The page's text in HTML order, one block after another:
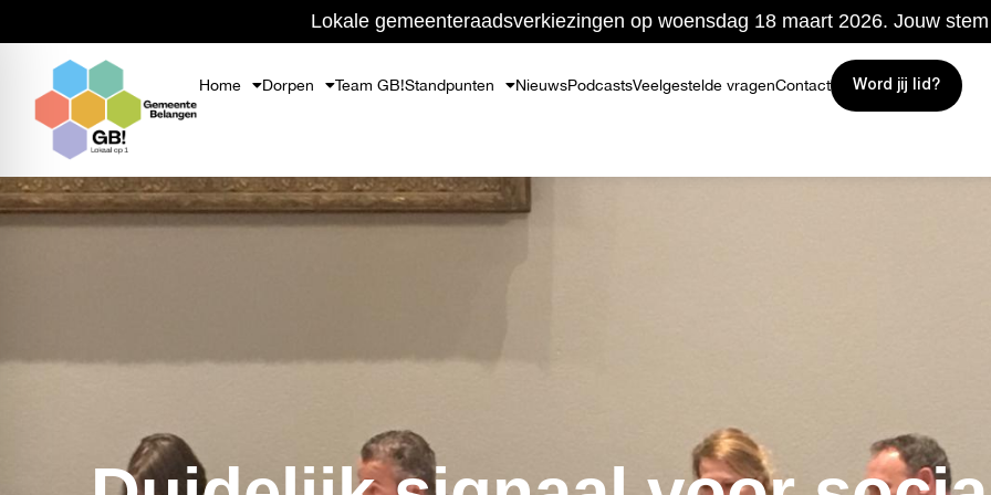
naar
inhoud
Lokale gemeenteraadsverkiezingen op woensdag 18 maart 2026. Jouw
Home Dorpen Team GB!Standpunten NieuwsPodcastsVeelgestelde vragenContact Word jij lid?